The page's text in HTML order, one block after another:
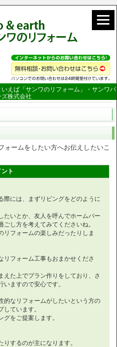
えば「サンワのリフォーム」・サンワパ
ズ株式会社
ォームをしたい方へお伝えしたいこ
ト
際には、まずリビングをどのように
たいとか、友人を呼んでホームパー
し方を考えてみてくださいね。
リフォームの楽しみだったりしま
リフォーム工事もおまかせくださ
えた上でプラン作りをしており、さ
ますので安心です。
なリフォームがしたいという方の
ています。
をご提案します。
するのが主になります。